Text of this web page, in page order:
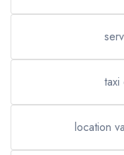
taxi
location